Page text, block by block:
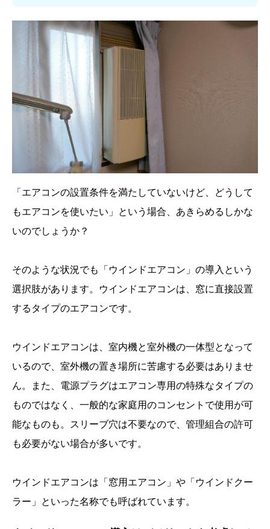
「エアコンの設置条件を満たしていないけど、どうして
もエアコンを使いたい」という場合、あきらめるしかな
いのでしょうか？
そのような状況でも「ウインドエアコン」の導入という
選択肢があります。ウインドエアコンは、窓に直接設置
するタイプのエアコンです。
ウインドエアコンは、室内機と室外機の一体型となって
いるので、室外機の置き場所に苦慮する必要はありませ
ん。また、電源プラグはエアコン専用の特殊なタイプの
ものではなく、一般的な家庭用のコンセントで使用が可
能なものも。スリーブ穴は不要なので、管理組合の許可
も必要がない場合が多いです。
ウインドエアコンは「窓用エアコン」や「ウインドクー
ラー」といった名称でも呼ばれています。